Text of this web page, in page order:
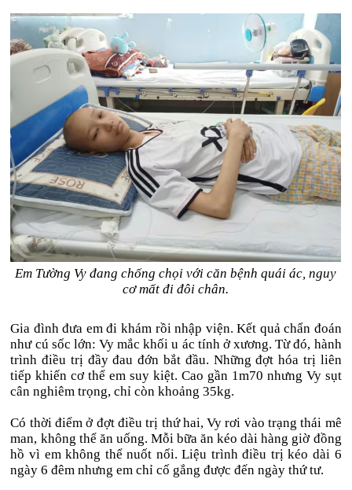
Em Tường Vy đang chống chọi với căn bệnh quái ác, nguy
cơ mất đi đôi chân.
Gia đình đưa em đi khám rồi nhập viện. Kết quả chẩn đoán
như cú sốc lớn: Vy mắc khối u ác tính ở xương. Từ đó, hành
trình điều trị đầy đau đớn bắt đầu. Những đợt hóa trị liên
tiếp khiến cơ thể em suy kiệt. Cao gần 1m70 nhưng Vy sụt
cân nghiêm trọng, chỉ còn khoảng 35kg.
Có thời điểm ở đợt điều trị thứ hai, Vy rơi vào trạng thái mê
man, không thể ăn uống. Mỗi bữa ăn kéo dài hàng giờ đồng
hồ vì em không thể nuốt nổi. Liệu trình điều trị kéo dài 6
ngày 6 đêm nhưng em chỉ cố gắng được đến ngày thứ tư.